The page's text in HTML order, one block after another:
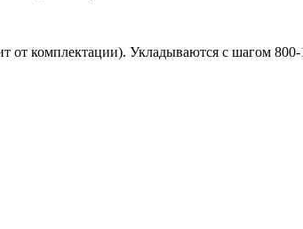
от комплектации). Укладываются с шагом